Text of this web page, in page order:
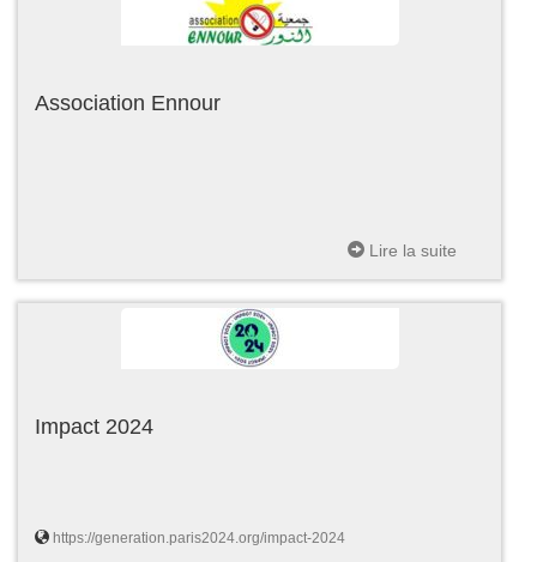
Association Ennour
Lire la suite
Impact 2024
https://generation.paris2024.org/impact-2024